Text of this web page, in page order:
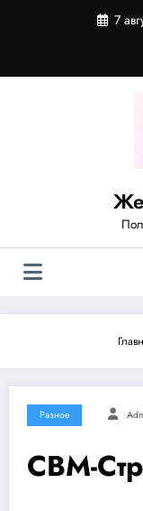
7
Разное
СВМ-